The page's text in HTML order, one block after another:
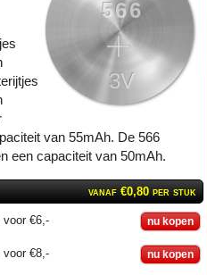
566
3V
van 55mAh. De 566
een capaciteit van 50mAh.
vanaf €0,80 per stuk
voor €6,- nu kopen
voor €8,- nu kopen